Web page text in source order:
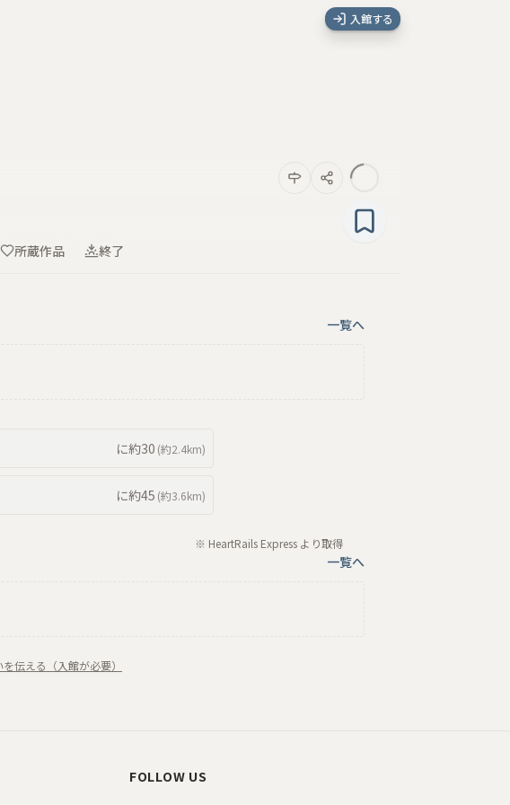
入館する
所蔵作品 終了
一覧へ
に約30 (約2.4km)
に約45 (約3.6km)
※ HeartRails Express より取得
一覧へ
伝える（入館が必要）
FOLLOW US